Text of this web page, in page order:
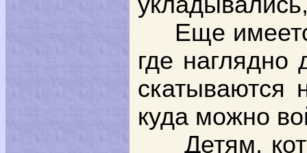
Еще
где наглядно
скатываются
куда можно
Детям,